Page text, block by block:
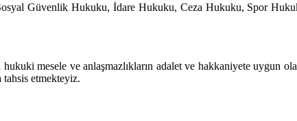
Güvenlik Hukuku, İdare Hukuku, Ceza Hukuku, Spor
mesele ve anlaşmazlıkların adalet ve hakkaniyete uygun
etmekteyiz.